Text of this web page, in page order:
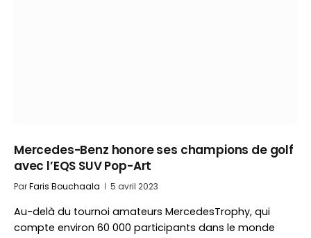
Mercedes-Benz honore ses champions de golf
avec l’EQS SUV Pop-Art
ParFaris Bouchaala 5 avril 2023
Au-delà du tournoi amateurs MercedesTrophy, qui
compte environ 60 000 participants dans le monde